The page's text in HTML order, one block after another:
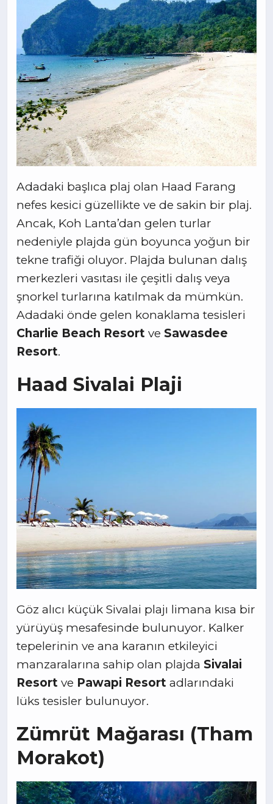
Adadaki başlıca plaj olan Haad Farang
nefes kesici güzellikte ve de sakin bir plaj.
Ancak, Koh Lanta’dan gelen turlar
nedeniyle plajda gün boyunca yoğun bir
tekne trafiği oluyor. Plajda bulunan dalış
merkezleri vasıtası ile çeşitli dalış veya
şnorkel turlarına katılmak da mümkün.
Adadaki önde gelen konaklama tesisleri
Charlie Beach Resort ve Sawasdee
Resort.
Haad Sivalai Plaji
Göz alıcı küçük Sivalai plajı limana kısa bir
yürüyüş mesafesinde bulunuyor. Kalker
tepelerinin ve ana karanın etkileyici
manzaralarına sahip olan plajda Sivalai
Resort ve Pawapi Resort adlarındaki
lüks tesisler bulunuyor.
Zümrüt Mağarası (Tham
Morakot)